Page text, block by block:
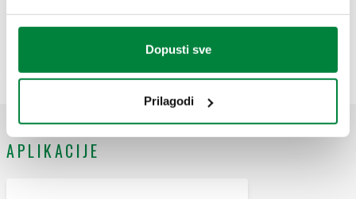
Dopusti sve
Prilagodi
1/8" Ž x 1/4" Ž. Priključak 1: G 1" A (ISO 228-1) M, ulaz.
Priključak 2: G 1" (ISO 228-1) ŽN, krajnji izlaz, holender
matica.
SCIP code
cdba915e-a928-478b-bfd6-
Prikaži
APLIKACIJE